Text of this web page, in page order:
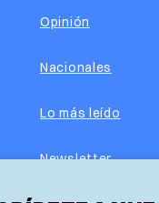
Opinión
Nacionales
Lo más leído
Newsletter